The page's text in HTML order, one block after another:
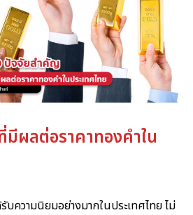
ผลต่อราคาทองคำใน
ความนิยมอย่างมากในประเทศไทย ไม่